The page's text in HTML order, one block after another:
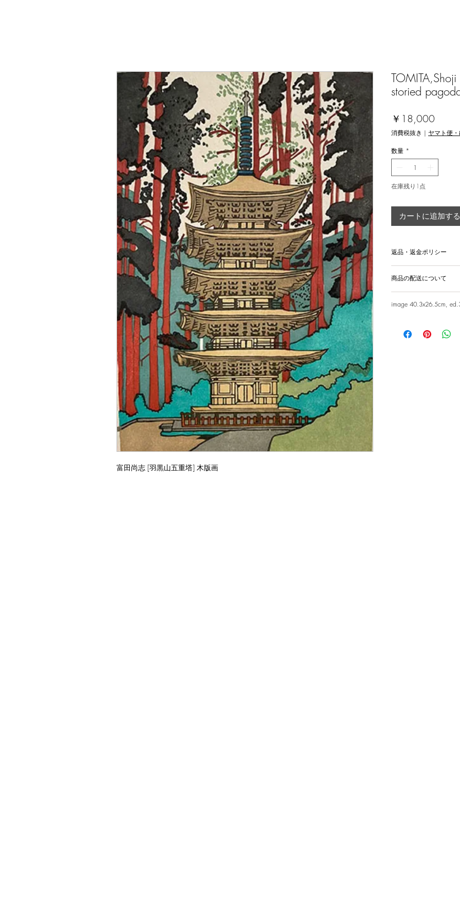
富田尚志 [羽黒山五重塔] 木版画
storied
￥18,000
格
消費税抜き | ヤマト便
数量 *
在庫残り1点
カートに追加する
返品・返金ポリシー
商品の配送について
image 40.3x26.5cm,